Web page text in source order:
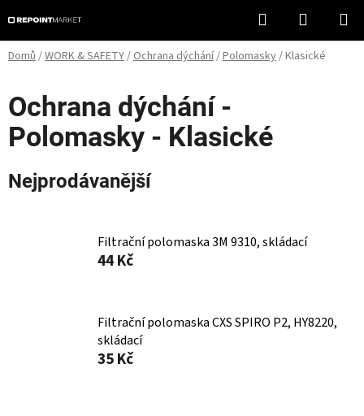
na
obsah
Hledat
KOŠÍK
Domů/WORK & SAFETY/Ochrana dýchání/Polomasky/Klasické
Ochrana dýchání -
Polomasky - Klasické
Nejprodávanější
Filtrační polomaska 3M 9310, skládací
44 Kč
Filtrační polomaska CXS SPIRO P2, HY8220,
skládací
35 Kč